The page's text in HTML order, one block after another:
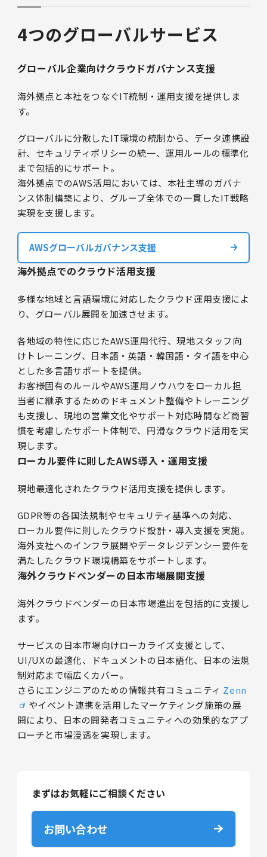
4つのグローバルサービス
グローバル企業向けクラウドガバナンス支援
海外拠点と本社をつなぐIT統制・運用支援を提供しま
す。
グローバルに分散したIT環境の統制から、データ連携設
計、セキュリティポリシーの統一、運用ルールの標準化
まで包括的にサポート。
海外拠点でのAWS活用においては、本社主導のガバナ
ンス体制構築により、グループ全体での一貫したIT戦略
実現を支援します。
AWSグローバルガバナンス支援
海外拠点でのクラウド活用支援
多様な地域と言語環境に対応したクラウド運用支援によ
り、グローバル展開を加速させます。
各地域の特性に応じたAWS運用代行、現地スタッフ向
けトレーニング、日本語・英語・韓国語・タイ語を中心
とした多言語サポートを提供。
お客様固有のルールやAWS運用ノウハウをローカル担
当者に継承するためのドキュメント整備やトレーニング
も支援し、現地の営業文化やサポート対応時間など商習
慣を考慮したサポート体制で、円滑なクラウド活用を実
現します。
ローカル要件に則したAWS導入・運用支援
現地最適化されたクラウド活用支援を提供します。
GDPR等の各国法規制やセキュリティ基準への対応、
ローカル要件に則したクラウド設計・導入支援を実施。
海外支社へのインフラ展開やデータレジデンシー要件を
満たしたクラウド環境構築をサポートします。
海外クラウドベンダーの日本市場展開支援
海外クラウドベンダーの日本市場進出を包括的に支援し
ます。
サービスの日本市場向けローカライズ支援として、
UI/UXの最適化、ドキュメントの日本語化、日本の法規
制対応まで幅広くカバー。
さらにエンジニアのための情報共有コミュニティ Zenn
やイベント連携を活用したマーケティング施策の展
開により、日本の開発者コミュニティへの効果的なアプ
ローチと市場浸透を実現します。
まずはお気軽にご相談ください
お問い合わせ